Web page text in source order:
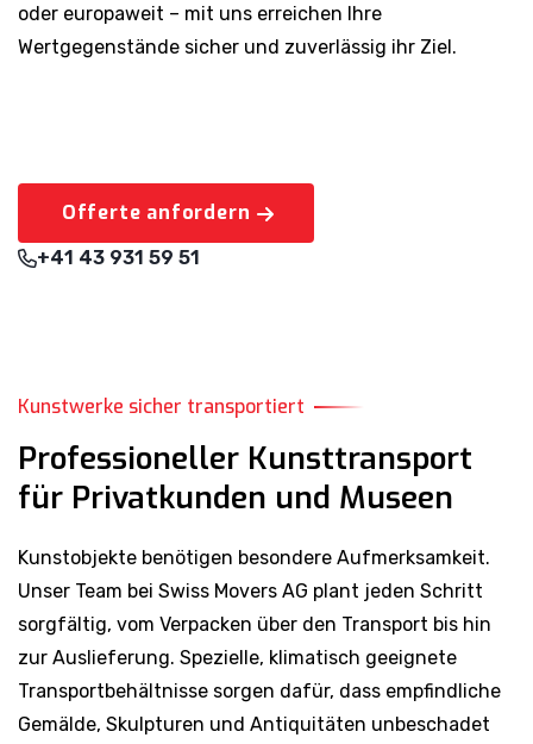
oder europaweit – mit uns erreichen Ihre
Wertgegenstände sicher und zuverlässig ihr Ziel.
Offerte anfordern
+41 43 931 59 51
Kunstwerke sicher transportiert
Professioneller Kunsttransport
für Privatkunden und Museen
Kunstobjekte benötigen besondere Aufmerksamkeit.
Unser Team bei Swiss Movers AG plant jeden Schritt
sorgfältig, vom Verpacken über den Transport bis hin
zur Auslieferung. Spezielle, klimatisch geeignete
Transportbehältnisse sorgen dafür, dass empfindliche
Gemälde, Skulpturen und Antiquitäten unbeschadet